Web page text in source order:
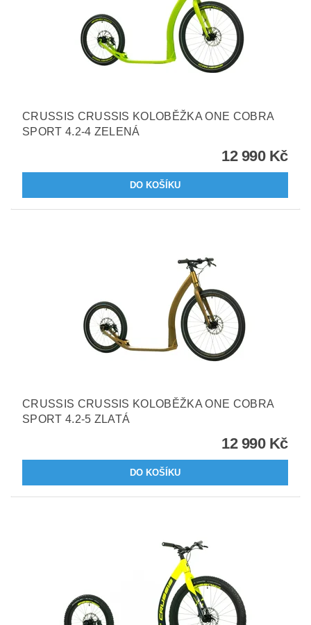
CRUSSIS CRUSSIS KOLOBĚŽKA ONE COBRA
SPORT 4.2-4 ZELENÁ
12 990 Kč
CRUSSIS CRUSSIS KOLOBĚŽKA ONE COBRA
SPORT 4.2-5 ZLATÁ
12 990 Kč